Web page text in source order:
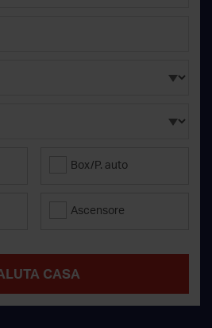
Box/P. auto
Ascensore
CASA